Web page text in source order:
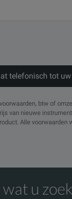
telefonisch tot
btw of
van nieuwe
Alle voorwaarden
u